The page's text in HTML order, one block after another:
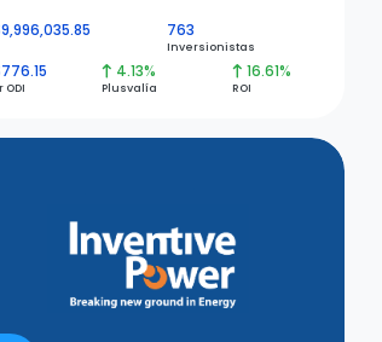
763
Inversionistas
ODI
4.13%
Plusvalía
16.61%
ROI